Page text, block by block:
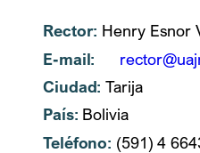
Rector: Henry Esnor
E-mail:
Ciudad: Tarija
País: Bolivia
Teléfono: (591) 4